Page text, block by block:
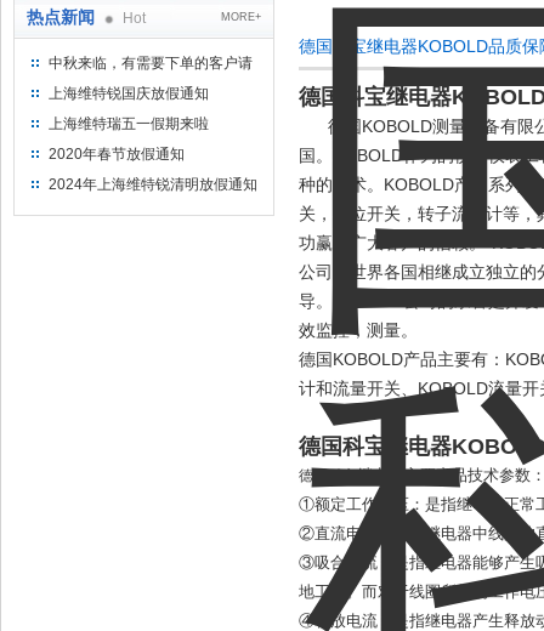
热点新闻 Hot MORE+
中秋来临，有需要下单的客户请
提前下单
上海维特锐国庆放假通知
上海维特瑞五一假期来啦
2020年春节放假通知
2024年上海维特锐清明放假通知
德国科宝继电器KOBOLD品质
德国科宝继电器
德国KOBOLD测量设备有限
国。KOBOLD作为的仪器仪表
种的技术。KOBOLD产品系列
关，液位开关，转子流量计等
功赢得广大客户的信赖。
公司在世界各国相继成立独立
导。KOBOLD公司的宗官是开
效监控，测量。
德国KOBOLD产品主要有：
计和流量开关、KOBOLD流量
德国科宝继电器
德国科宝 继电器主要产品技术参数
①额定工作电压：是指继电器正常
②直流电阻：是指继电器中线圈的
③吸合电流：是指继电器能够产生
地工作。而对于线圈所加的工作电
④释放电流：是指继电器产生释放